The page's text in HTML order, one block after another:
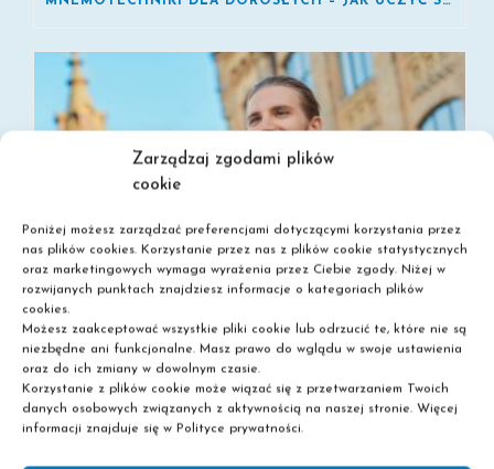
Zarządzaj zgodami plików
cookie
Poniżej możesz zarządzać preferencjami dotyczącymi korzystania przez
nas plików cookies. Korzystanie przez nas z plików cookie statystycznych
oraz marketingowych wymaga wyrażenia przez Ciebie zgody. Niżej w
rozwijanych punktach znajdziesz informacje o kategoriach plików
cookies.
Możesz zaakceptować wszystkie pliki cookie lub odrzucić te, które nie są
niezbędne ani funkcjonalne. Masz prawo do wglądu w swoje ustawienia
oraz do ich zmiany w dowolnym czasie.
Korzystanie z plików cookie może wiązać się z przetwarzaniem Twoich
danych osobowych związanych z aktywnością na naszej stronie. Więcej
informacji znajduje się w Polityce prywatności.